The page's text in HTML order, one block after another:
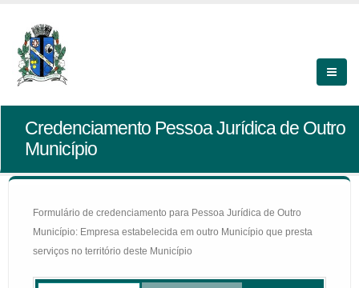
Credenciamento Pessoa Jurídica de Outro
Município
Formulário de credenciamento para Pessoa Jurídica de Outro
Município: Empresa estabelecida em outro Município que presta
serviços no território deste Município